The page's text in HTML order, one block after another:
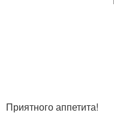
Приятного аппетита!